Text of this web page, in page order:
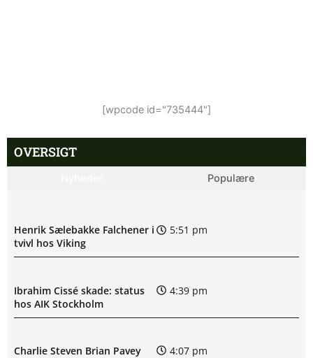
[wpcode id="735444"]
OVERSIGT
Populære
Henrik Sælebakke Falchener i
tvivl hos Viking
5:51 pm
Ibrahim Cissé skade: status
hos AIK Stockholm
4:39 pm
Charlie Steven Brian Pavey
4:07 pm